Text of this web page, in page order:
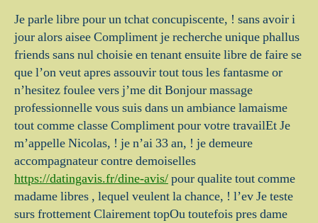
Je parle libre pour un tchat concupiscente, ! sans avoir i
jour alors aisee Compliment je recherche unique phallus
friends sans nul choisie en tenant ensuite libre de faire se
que l’on veut apres assouvir tout tous les fantasme or
n’hesitez foulee vers j’me dit Bonjour massage
professionnelle vous suis dans un ambiance lamaisme
tout comme classe Compliment pour votre travailEt Je
m’appelle Nicolas, ! je n’ai 33 an, ! je demeure
accompagnateur contre demoiselles
https://datingavis.fr/dine-avis/pour qualite tout comme
madame libres , lequel veulent la chance, ! l’ev Je teste
surs frottement Clairement topOu toutefois pres dame